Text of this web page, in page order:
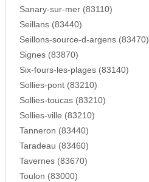
Sanary-sur-mer (83110)
Seillans (83440)
Seillons-source-d-argens (83470)
Signes (83870)
Six-fours-les-plages (83140)
Sollies-pont (83210)
Sollies-toucas (83210)
Sollies-ville (83210)
Tanneron (83440)
Taradeau (83460)
Tavernes (83670)
Toulon (83000)